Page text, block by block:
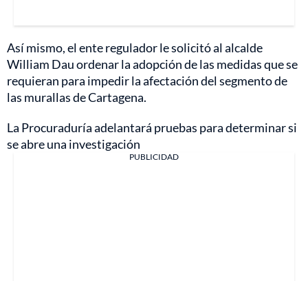
Así mismo, el ente regulador le solicitó al alcalde
William Dau ordenar la adopción de las medidas que se
requieran para impedir la afectación del segmento de
las murallas de Cartagena.
La Procuraduría adelantará pruebas para determinar si
se abre una investigación
PUBLICIDAD